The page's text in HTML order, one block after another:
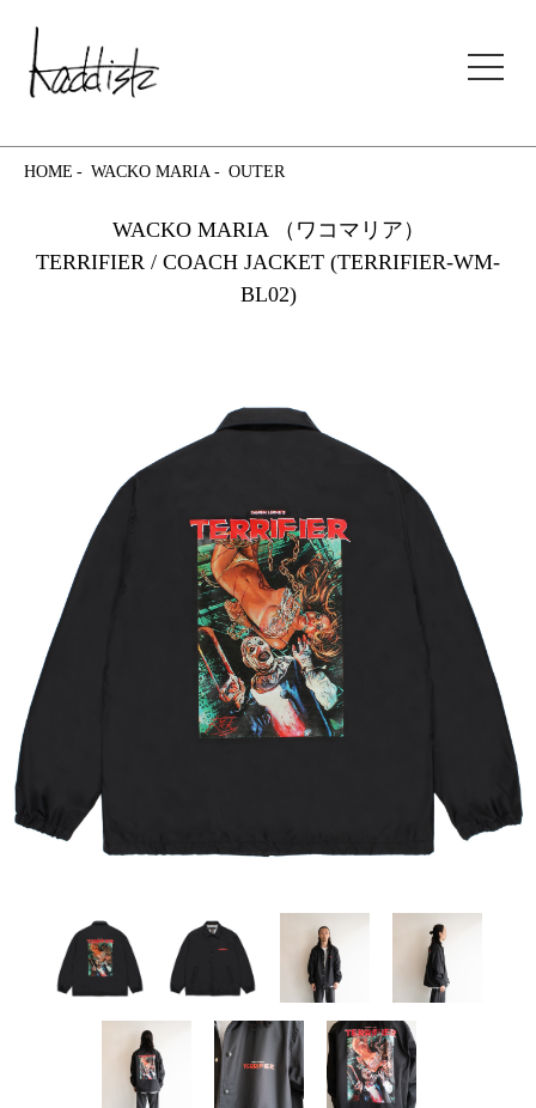
kaddish development store
HOME WACKO MARIA OUTER
WACKO MARIA （ワコマリア）
TERRIFIER / COACH JACKET (TERRIFIER-WM-
BL02)